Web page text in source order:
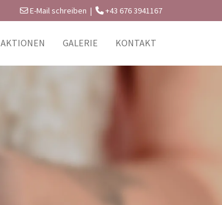
 E-Mail schreiben |  +43 676 3941167
AKTIONEN GALERIE KONTAKT